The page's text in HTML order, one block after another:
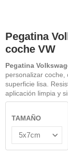
Pegatina
coche VW
Pegatina
personalizar
superficie lisa.
aplicación limpia y
TAMAÑO